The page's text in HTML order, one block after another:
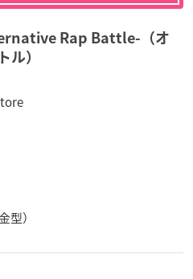
Rap Battle- （オ
ル）
型）